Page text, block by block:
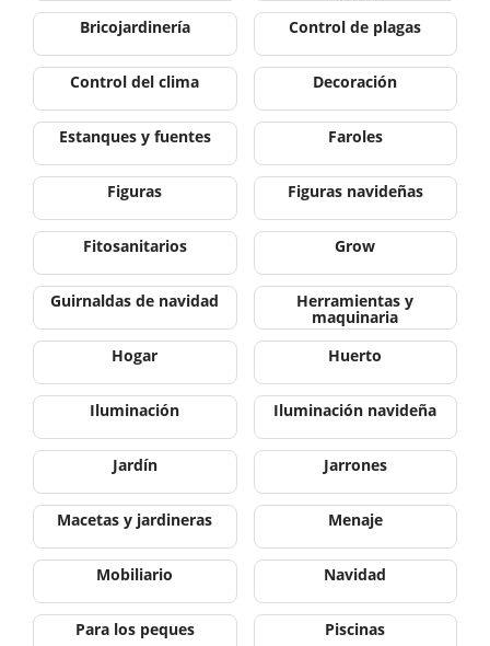
Bricojardinería
Control de plagas
Control del clima Decoración
Estanques y fuentes Faroles
Figuras Figuras navideñas
Fitosanitarios Grow
Guirnaldas de navidad Herramientas y
maquinaria
Hogar
Huerto
Iluminación Iluminación navideña
Jardín Jarrones
Macetas y jardineras Menaje
Mobiliario Navidad
Para los peques Piscinas